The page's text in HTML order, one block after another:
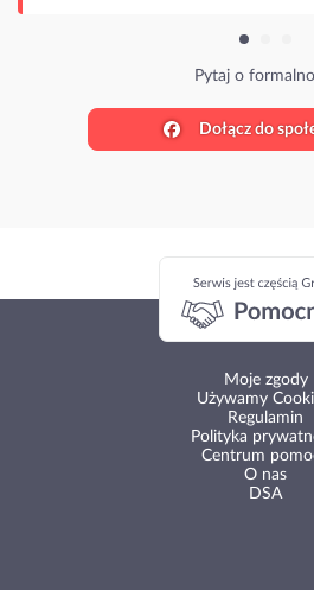
Dołącz do
Moje zgody
Używamy
Regulamin
Polityka
Centrum
O nas
DSA